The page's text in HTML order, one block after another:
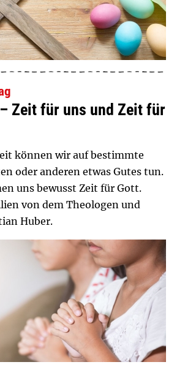
Zeit für uns und Zeit für
können wir auf bestimmte
oder anderen etwas Gutes tun.
uns bewusst Zeit für Gott.
von dem Theologen und
Huber.